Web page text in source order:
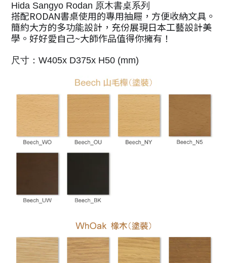
Hida Sangyo Rodan 原木書桌系列
搭配RODAN書桌使用的專用抽屜，方便收納文具。
簡約大方的多功能設計，充份展現日本工藝設計美
學。 好好愛自己~大師作品值得你擁有 ！
尺寸：W405x D375x H50 (mm)